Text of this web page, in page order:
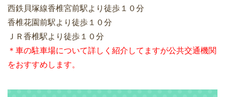
西鉄貝塚線香椎宮前駅より徒歩１０分
香椎花園前駅より徒歩１０分
ＪＲ香椎駅より徒歩１０分
＊車の駐車場について詳しく紹介してますが公共交通機関
をおすすめします。